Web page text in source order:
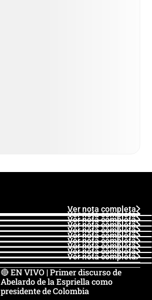
Ver nota completa
Ver nota completa
Ver nota completa
Ver nota completa
Ver nota completa
Ver nota completa
Ver nota completa
Ver nota completa
Ver nota completa
Ver nota completa
🔴 EN VIVO | Primer discurso de
Abelardo de la Espriella como
presidente de Colombia